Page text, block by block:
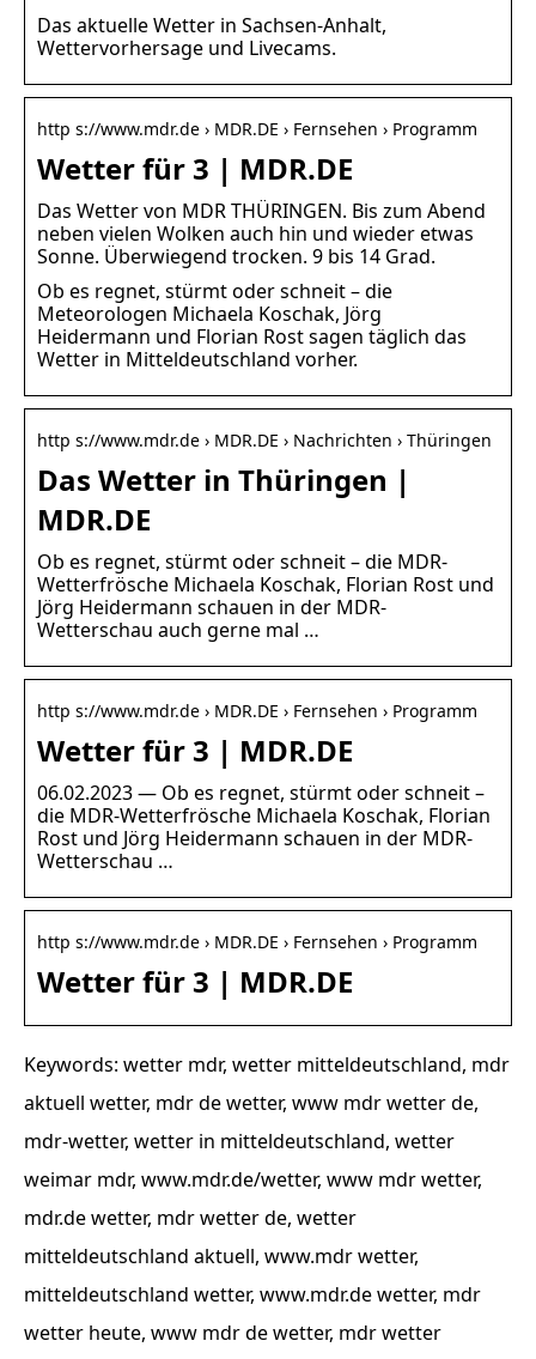
Das aktuelle Wetter in Sachsen-Anhalt,
Wettervorhersage und Livecams.
http s://www.mdr.de › MDR.DE › Fernsehen › Programm
Wetter für 3 | MDR.DE
Das Wetter von MDR THÜRINGEN. Bis zum Abend
neben vielen Wolken auch hin und wieder etwas
Sonne. Überwiegend trocken. 9 bis 14 Grad.
Ob es regnet, stürmt oder schneit – die
Meteorologen Michaela Koschak, Jörg
Heidermann und Florian Rost sagen täglich das
Wetter in Mitteldeutschland vorher.
http s://www.mdr.de › MDR.DE › Nachrichten › Thüringen
Das Wetter in Thüringen |
MDR.DE
Ob es regnet, stürmt oder schneit – die MDR-
Wetterfrösche Michaela Koschak, Florian Rost und
Jörg Heidermann schauen in der MDR-
Wetterschau auch gerne mal …
http s://www.mdr.de › MDR.DE › Fernsehen › Programm
Wetter für 3 | MDR.DE
06.02.2023 — Ob es regnet, stürmt oder schneit –
die MDR-Wetterfrösche Michaela Koschak, Florian
Rost und Jörg Heidermann schauen in der MDR-
Wetterschau …
http s://www.mdr.de › MDR.DE › Fernsehen › Programm
Wetter für 3 | MDR.DE
Keywords: wetter mdr, wetter mitteldeutschland, mdr
aktuell wetter, mdr de wetter, www mdr wetter de,
mdr-wetter, wetter in mitteldeutschland, wetter
weimar mdr, www.mdr.de/wetter, www mdr wetter,
mdr.de wetter, mdr wetter de, wetter
mitteldeutschland aktuell, www.mdr wetter,
mitteldeutschland wetter, www.mdr.de wetter, mdr
wetter heute, www mdr de wetter, mdr wetter